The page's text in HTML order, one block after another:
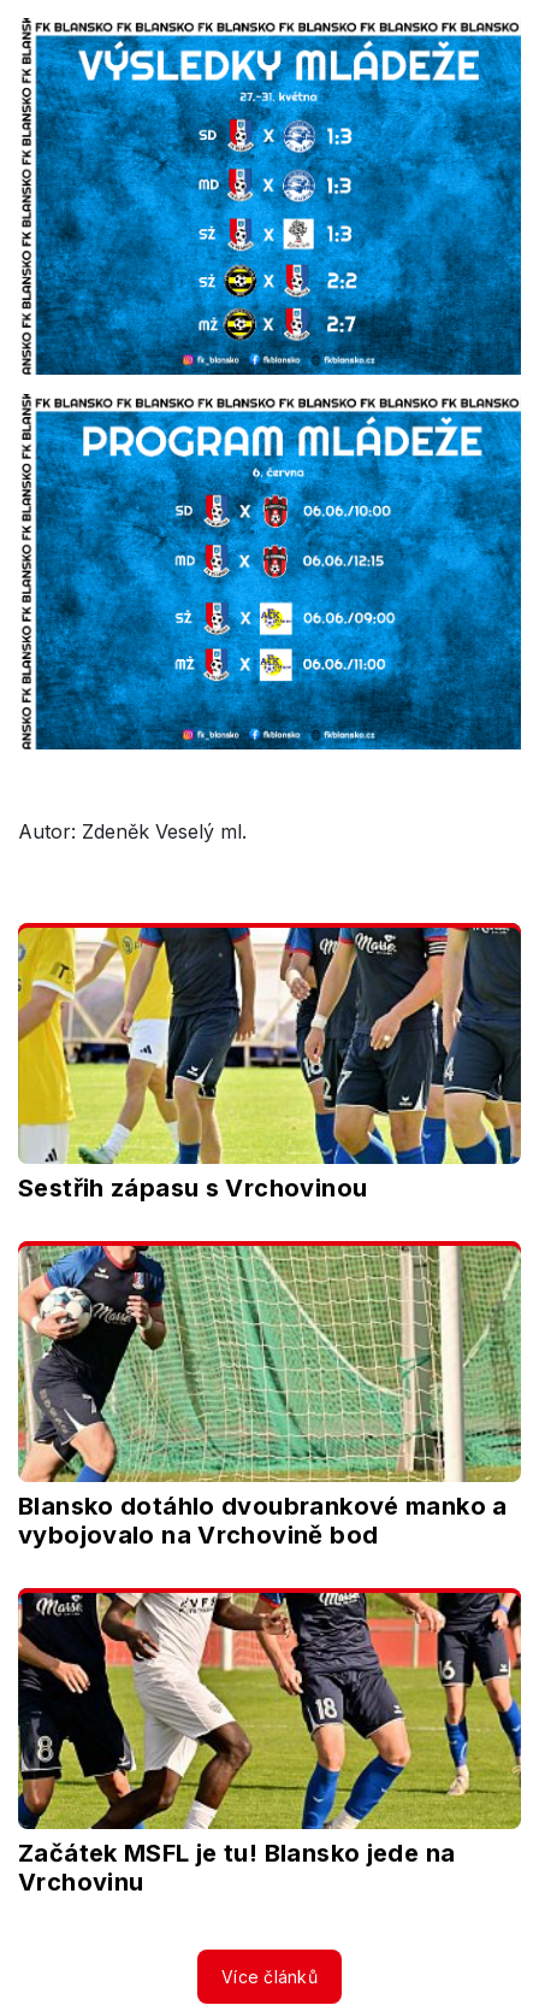
Autor: Zdeněk Veselý ml.
Sestřih zápasu s Vrchovinou
Blansko dotáhlo dvoubrankové manko a
vybojovalo na Vrchovině bod
Začátek MSFL je tu! Blansko jede na
Vrchovinu
Více článků